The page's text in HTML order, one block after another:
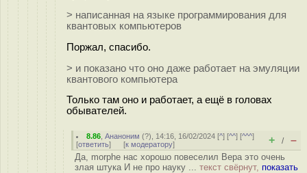
> написанная на языке программирования для
квантовых компьютеров
Поржал, спасибо.
> и показано что оно даже работает на эмуляции
квантового компьютера
Только там оно и работает, а ещё в головах
обывателей.
8.86 ,Ананоним (?), 14:16, 16/02/2024 [^] [^^] [^^^]
[ответить] [к модератору] + / –
Да, morphe нас хорошо повеселил Вера это очень
злая штука И не про науку ... текст свёрнут, показать